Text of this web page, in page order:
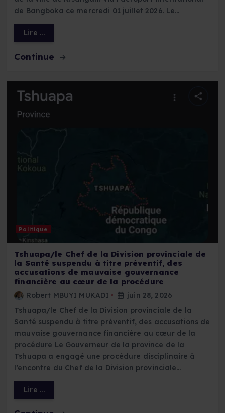
de Bangboka ce mercredi 01 juillet 2026. Le…
Lire ...
Continue
Politique
Tshuapa/le Chef de la Division provinciale de
la Santé suspendu à titre préventif, des
accusations de mauvaise gouvernance
financière au cœur de la procédure
Robert MBUYI MUKADI
juin 28, 2026
Tshuapa/le Chef de la Division provinciale de la
Santé suspendu à titre préventif, des accusations de
mauvaise gouvernance financière au cœur de la
procédure Le Gouverneur de la province de la
Tshuapa a engagé une procédure disciplinaire à
l’encontre du Chef de la Division provinciale…
Lire ...